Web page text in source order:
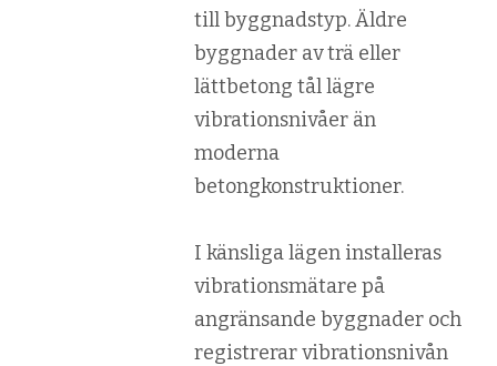
till byggnadstyp. Äldre
byggnader av trä eller
lättbetong tål lägre
vibrationsnivåer än
moderna
betongkonstruktioner.
I känsliga lägen installeras
vibrationsmätare på
angränsande byggnader och
registrerar vibrationsnivån